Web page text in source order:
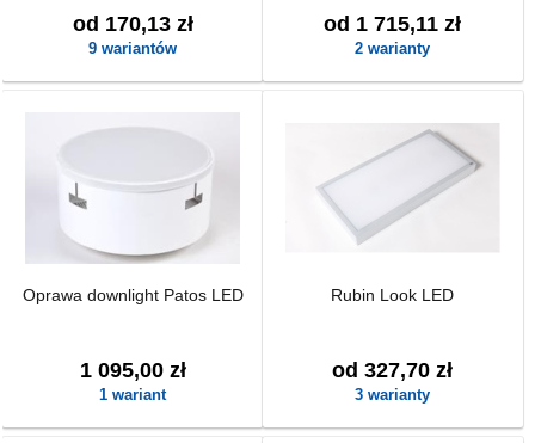
od 170,13 zł
9 wariantów
od 1 715,11 zł
2 warianty
Oprawa downlight Patos LED
1 095,00 zł
1 wariant
Rubin Look LED
od 327,70 zł
3 warianty